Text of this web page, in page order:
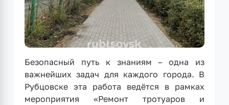
Безопасный путь к знаниям – одна из
важнейших задач для каждого города. В
Рубцовске эта работа ведётся в рамках
мероприятия «Ремонт тротуаров и